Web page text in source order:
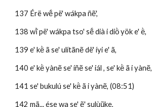
137 Érë wẽ́ pë' wákpa ñẽ',
138 wĩ̀ pë' wákpa tso' sẽ́ dià i diö̀ yök e' ë̀,
139 e' kë̀ ã se' ulítãnẽ dë' íyi e' ã,
140 e' kë̀ yànẽ se' íñẽ se' iál , se' kë̀ ã i yànẽ,
141 se' bukulú se' kë̀ ã i yànẽ, (08:51)
142 mã... ése wa se' ẽ' sulùũke,